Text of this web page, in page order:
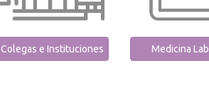
Colegas e Instituciones Medicina